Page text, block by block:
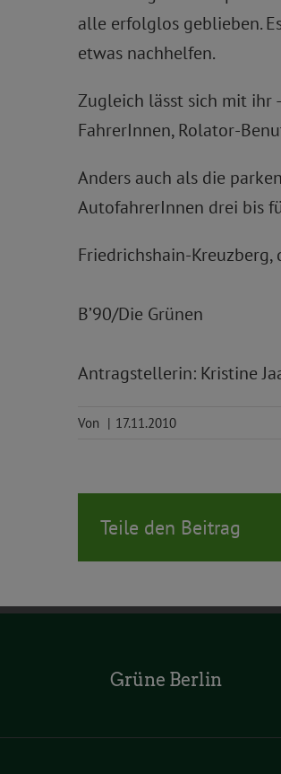
alle erfolglos geblieben.
etwas nachhelfen.
Zugleich lässt sich mit ihr
FahrerInnen, Rolator-
Anders auch als die
AutofahrerInnen drei bis
Friedrichshain-Kreuzberg,
B’90/Die Grünen
Antragstellerin: Kristine
Von | 17.11.2010
Teile den Beitrag
Grüne Berlin